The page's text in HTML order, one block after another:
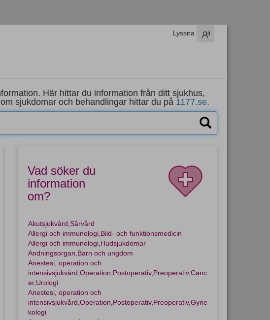
Lyssna
Här hittar du information från ditt sjukhus,
sjukdomar och behandlingar hittar du på 1177.se.
Vad söker du
information
om?
Akutsjukvård,Sårvård
Allergi och immunologi,Bild- och funktionsmedicin
Allergi och immunologi,Hudsjukdomar
Andningsorgan,Barn och ungdom
Anestesi, operation och
intensivsjukvård,Operation,Postoperativ,Preoperativ,Canc
er,Urologi
Anestesi, operation och
intensivsjukvård,Operation,Postoperativ,Preoperativ,Gyne
kologi